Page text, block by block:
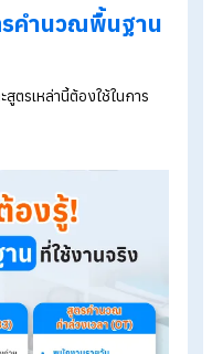
น 590 บาท/เดือน
นฐานที่ใช้งานจริง
วณเป็นเรื่องที่ง่ายขึ้น
และการคำนวณ